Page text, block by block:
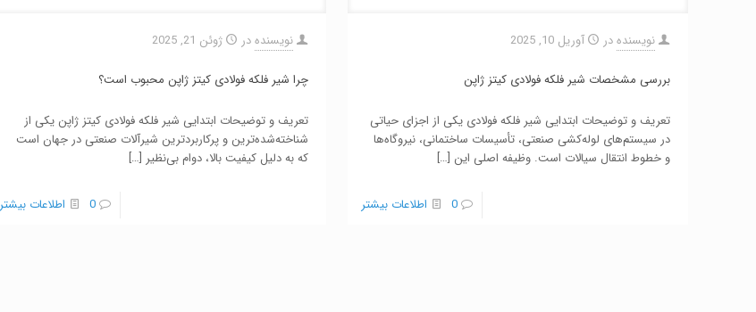
نویسندهدر آوریل 10, 2025
بررسی مشخصات شیر فلکه فولادی کیتز ژاپن
تعریف و توضیحات ابتدایی شیر فلکه فولادی یکی از اجزای حیاتی
در سیستم‌های لوله‌کشی صنعتی، تأسیسات ساختمانی، نیروگاه‌ها
و خطوط انتقال سیالات است. وظیفه اصلی این […]
0 اطلاعات بیشتر
نویسنده در ژوئن 21, 2025
چرا شیر فلکه فولادی کیتز ژاپن محبوب است؟
تعریف و توضیحات ابتدایی شیر فلکه فولادی کیتز ژاپن یکی از
شناخته‌شده‌ترین و پرکاربردترین شیرآلات صنعتی در جهان است
که به دلیل کیفیت بالا، دوام بی‌نظیر […]
0 اطلاعات بیشتر